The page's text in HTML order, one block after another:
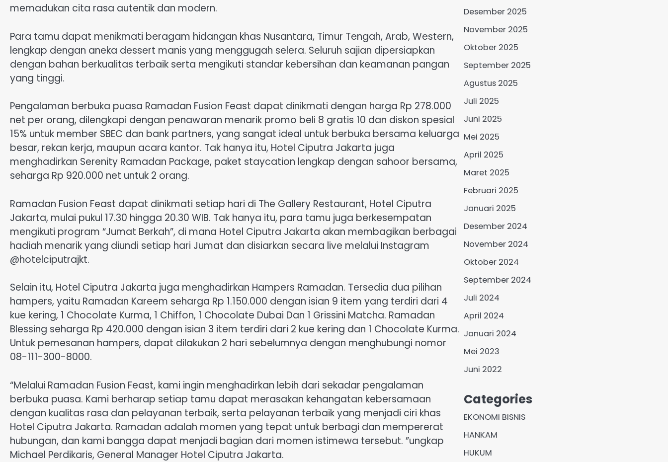
memadukan cita rasa autentik dan modern.
Para tamu dapat menikmati beragam hidangan khas Nusantara, Timur Tengah, Arab, Western,
lengkap dengan aneka dessert manis yang menggugah selera. Seluruh sajian dipersiapkan
dengan bahan berkualitas terbaik serta mengikuti standar kebersihan dan keamanan pangan
yang tinggi.
Pengalaman berbuka puasa Ramadan Fusion Feast dapat dinikmati dengan harga Rp 278.000
net per orang, dilengkapi dengan penawaran menarik promo beli 8 gratis 10 dan diskon spesial
15% untuk member SBEC dan bank partners, yang sangat ideal untuk berbuka bersama keluarga
besar, rekan kerja, maupun acara kantor. Tak hanya itu, Hotel Ciputra Jakarta juga
menghadirkan Serenity Ramadan Package, paket staycation lengkap dengan sahoor bersama,
seharga Rp 920.000 net untuk 2 orang.
Ramadan Fusion Feast dapat dinikmati setiap hari di The Gallery Restaurant, Hotel Ciputra
Jakarta, mulai pukul 17.30 hingga 20.30 WIB. Tak hanya itu, para tamu juga berkesempatan
mengikuti program “Jumat Berkah”, di mana Hotel Ciputra Jakarta akan membagikan berbagai
hadiah menarik yang diundi setiap hari Jumat dan disiarkan secara live melalui Instagram
@hotelciputrajkt.
Selain itu, Hotel Ciputra Jakarta juga menghadirkan Hampers Ramadan. Tersedia dua pilihan
hampers, yaitu Ramadan Kareem seharga Rp 1.150.000 dengan isian 9 item yang terdiri dari 4
kue kering, 1 Chocolate Kurma, 1 Chiffon, 1 Chocolate Dubai Dan 1 Grissini Matcha. Ramadan
Blessing seharga Rp 420.000 dengan isian 3 item terdiri dari 2 kue kering dan 1 Chocolate Kurma.
Untuk pemesanan hampers, dapat dilakukan 2 hari sebelumnya dengan menghubungi nomor
08-111-300-8000.
“Melalui Ramadan Fusion Feast, kami ingin menghadirkan lebih dari sekadar pengalaman
berbuka puasa. Kami berharap setiap tamu dapat merasakan kehangatan kebersamaan
dengan kualitas rasa dan pelayanan terbaik, serta pelayanan terbaik yang menjadi ciri khas
Hotel Ciputra Jakarta. Ramadan adalah momen yang tepat untuk berbagi dan mempererat
hubungan, dan kami bangga dapat menjadi bagian dari momen istimewa tersebut. ”ungkap
Michael Perdikaris, General Manager Hotel Ciputra Jakarta.
Desember 2025
November 2025
Oktober 2025
September 2025
Agustus 2025
Juli 2025
Juni 2025
Mei 2025
April 2025
Maret 2025
Februari 2025
Januari 2025
Desember 2024
November 2024
Oktober 2024
September 2024
Juli 2024
April 2024
Januari 2024
Mei 2023
Juni 2022
Categories
EKONOMI BISNIS
HANKAM
HUKUM